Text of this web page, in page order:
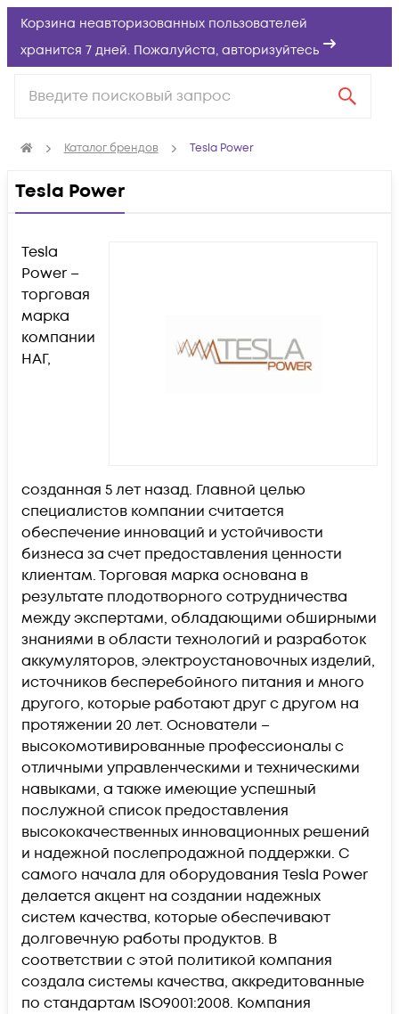
Корзина неавторизованных пользователей
хранится 7 дней. Пожалуйста, авторизуйтесь
Каталог брендов Tesla Power
Tesla Power
Tesla
Power –
торговая
марка
компании
НАГ,
созданная 5 лет назад. Главной целью
специалистов компании считается
обеспечение инноваций и устойчивости
бизнеса за счет предоставления ценности
клиентам. Торговая марка основана в
результате плодотворного сотрудничества
между экспертами, обладающими обширными
знаниями в области технологий и разработок
аккумуляторов, электроустановочных изделий,
источников бесперебойного питания и много
другого, которые работают друг с другом на
протяжении 20 лет. Основатели –
высокомотивированные профессионалы с
отличными управленческими и техническими
навыками, а также имеющие успешный
послужной список предоставления
высококачественных инновационных решений
и надежной послепродажной поддержки. С
самого начала для оборудования Tesla Power
делается акцент на создании надежных
систем качества, которые обеспечивают
долговечную работы продуктов. В
соответствии с этой политикой компания
создала системы качества, аккредитованные
по стандартам ISO9001:2008. Компания